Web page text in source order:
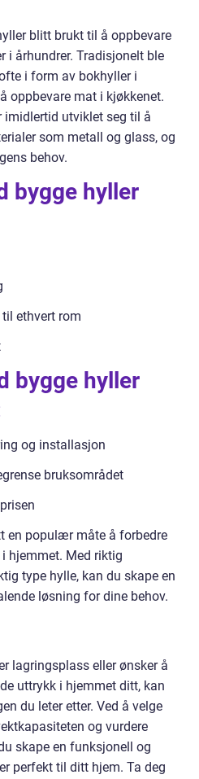
blitt brukt til å oppbevare
i århundrer. Tradisjonelt ble
i form av bokhyller i
oppbevare mat i kjøkkenet.
imidlertid utviklet seg til å
som metall og glass, og
behov.
bygge hyller
ethvert rom
bygge hyller
og installasjon
bruksområdet
en populær måte å forbedre
hjemmet. Med riktig
type hylle, kan du skape en
løsning for dine behov.
lagringsplass eller ønsker å
uttrykk i hjemmet ditt, kan
du leter etter. Ved å velge
og vurdere
skape en funksjonell og
perfekt til ditt hjem. Ta deg